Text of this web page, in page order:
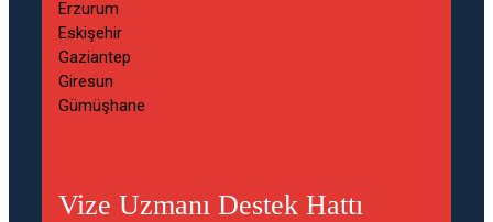
Vize Uzmanı Destek Hattı